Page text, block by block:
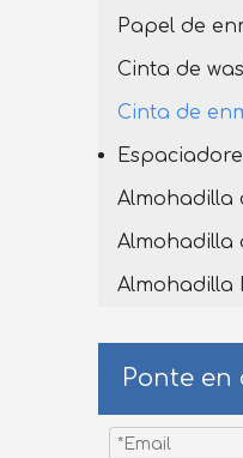
Cinta de
Cinta de
Ponte